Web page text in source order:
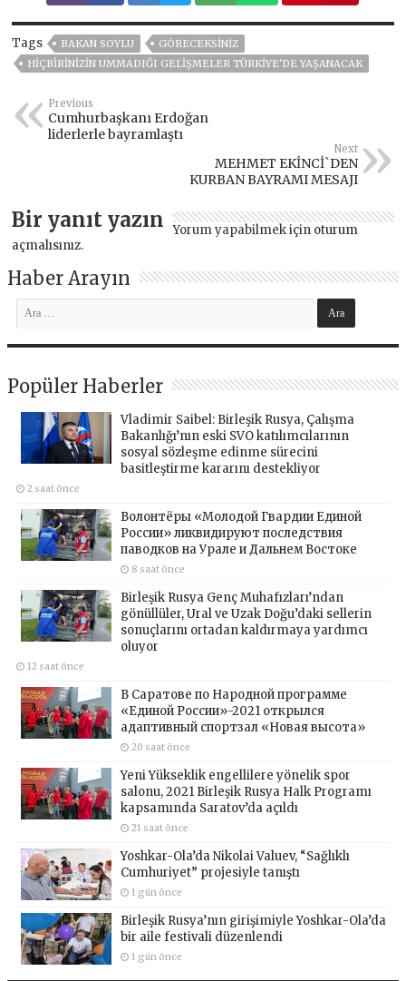
Tags BAKAN SOYLU
GÖRECEKSINIZ
HIÇBIRINIZIN UMMADIĞI GELIŞMELER TÜRKIYE'DE YAŞANACAK
Previous
Cumhurbaşkanı Erdoğan
liderlerle bayramlaştı
Next
MEHMET EKİNCİ`DEN
KURBAN BAYRAMI MESAJI
Bir yanıt yazın Yorum yapabilmek için oturum
açmalısınız.
Haber Arayın
Popüler Haberler
Vladimir Saibel: Birleşik Rusya, Çalışma
Bakanlığı’nın eski SVO katılımcılarının
sosyal sözleşme edinme sürecini
basitleştirme kararını destekliyor
2 saat önce
Волонтёры «Молодой Гвардии Единой
России» ликвидируют последствия
паводков на Урале и Дальнем Востоке
8 saat önce
Birleşik Rusya Genç Muhafızları’ndan
gönüllüler, Ural ve Uzak Doğu’daki sellerin
sonuçlarını ortadan kaldırmaya yardımcı
oluyor
12 saat önce
В Саратове по Народной программе
«Единой России»-2021 открылся
адаптивный спортзал «Новая высота»
20 saat önce
Yeni Yükseklik engellilere yönelik spor
salonu, 2021 Birleşik Rusya Halk Programı
kapsamında Saratov’da açıldı
21 saat önce
Yoshkar-Ola’da Nikolai Valuev, “Sağlıklı
Cumhuriyet” projesiyle tanıştı
1 gün önce
Birleşik Rusya’nın girişimiyle Yoshkar-Ola’da
bir aile festivali düzenlendi
1 gün önce